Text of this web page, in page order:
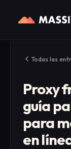
Todas las
Proxy
guía
para
en